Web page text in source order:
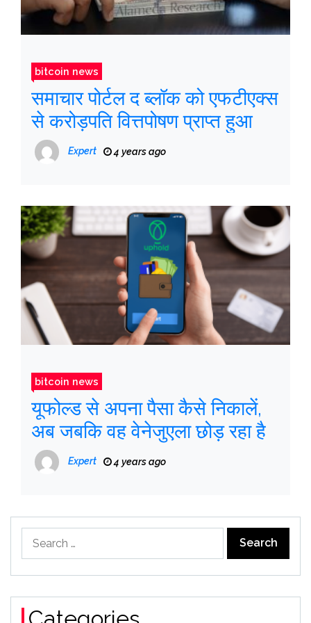
bitcoin news
समाचार पोर्टल द ब्लॉक को एफटीएक्स
से करोड़पति वित्तपोषण प्राप्त हुआ
Expert 4 years ago
bitcoin news
यूफोल्ड से अपना पैसा कैसे निकालें,
अब जबकि वह वेनेजुएला छोड़ रहा है
Expert 4 years ago
for: